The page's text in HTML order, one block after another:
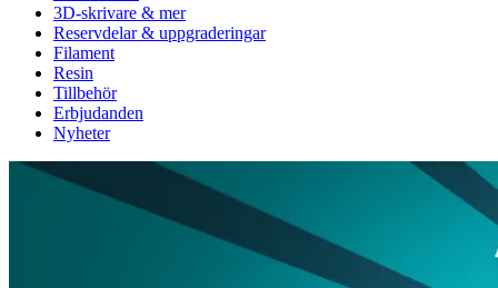
3D-skrivare & mer
Reservdelar & uppgraderingar
Filament
Resin
Tillbehör
Erbjudanden
Nyheter